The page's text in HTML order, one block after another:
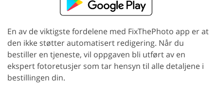
En av de viktigste fordelene med FixThePhoto app er at
den ikke støtter automatisert redigering. Når du
bestiller en tjeneste, vil oppgaven bli utført av en
ekspert fotoretusjer som tar hensyn til alle detaljene i
bestillingen din.